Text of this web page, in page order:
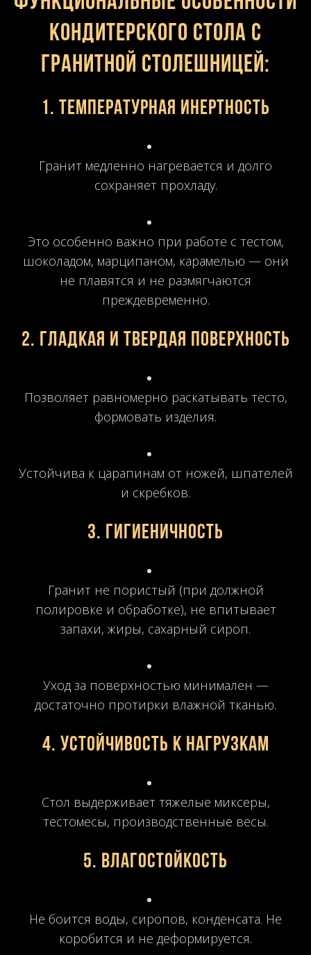
Розовый
кондитерского стола с
гранитной столешницей:
1. Температурная инертность
Гранит медленно нагревается и долго
сохраняет прохладу.
Это особенно важно при работе с тестом,
шоколадом, марципаном, карамелью — они
не плавятся и не размягчаются
преждевременно.
2. Гладкая и твердая поверхность
Позволяет равномерно раскатывать тесто,
формовать изделия.
Устойчива к царапинам от ножей, шпателей
и скребков.
3. Гигиеничность
Гранит не пористый (при должной
полировке и обработке), не впитывает
запахи, жиры, сахарный сироп.
Уход за поверхностью минимален —
достаточно протирки влажной тканью.
4. Устойчивость к нагрузкам
Стол выдерживает тяжелые миксеры,
тестомесы, производственные весы.
5. Влагостойкость
Не боится воды, сиропов, конденсата. Не
коробится и не деформируется.